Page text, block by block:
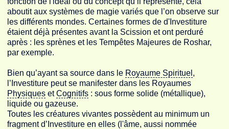
aboutit aux systèmes de magie variés que l’on observe sur
les différents mondes. Certaines formes de d'Investiture
étaient déjà présentes avant la Scission et ont perduré
après : les sprènes et les Tempêtes Majeures de Roshar,
par exemple.
Bien qu’ayant sa source dans le Royaume Spirituel ,
l’Investiture peut se manifester dans les Royaumes
Physiques etCognitifs : sous forme solide (métallique),
liquide ou gazeuse.
Toutes les créatures vivantes possèdent au minimum un
fragment d’Investiture en elles (l'âme, aussi nommée